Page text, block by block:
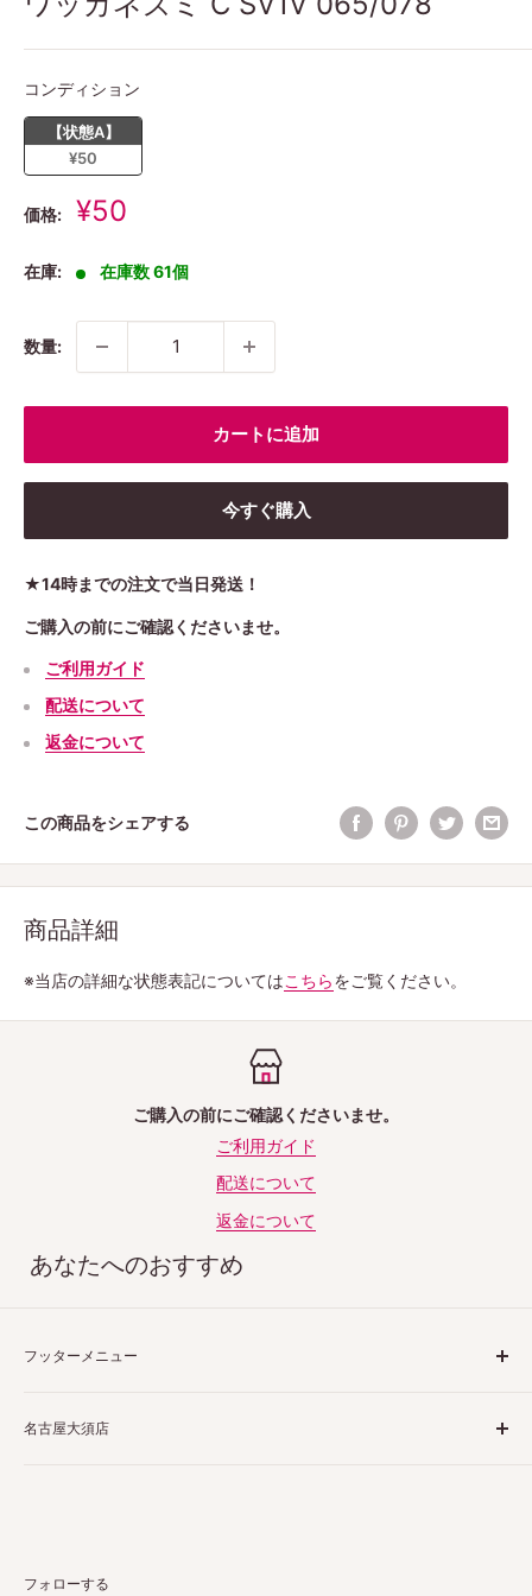
コンディション
【状態A】
¥50
価格:
販
価
¥50
在庫: 在庫数 61個
数量:
カートに追加
今すぐ購入
★14時までの注文で当日発送！
ご購入の前にご確認くださいませ。
ご利用ガイド
配送について
返金について
この商品をシェアする
商品詳細
※当店の詳細な状態表記についてはこちらをご覧ください。
ご購入の前にご確認くださいませ。
ご利用ガイド
配送について
返金について
あなたへのおすすめ
フッターメニュー
特定商取引法表示
名古屋大須店
フォローする